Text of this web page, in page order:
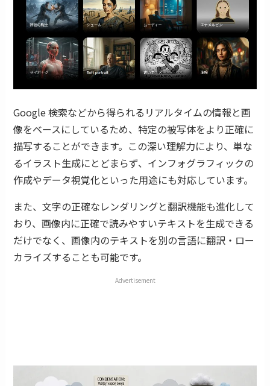
Google 検索などから得られるリアルタイムの情報と画
像をベースにしているため、特定の被写体をより正確に
描写することができます。この深い理解力により、単な
るイラスト生成にとどまらず、インフォグラフィックの
作成やデータ視覚化といった用途にも対応しています。
また、文字の正確なレンダリングと翻訳機能も進化して
おり、画像内に正確で読みやすいテキストを生成できる
だけでなく、画像内のテキストを別の言語に翻訳・ロー
カライズすることも可能です。
Advertisement